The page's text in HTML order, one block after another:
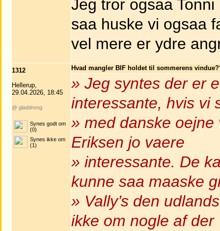
Jeg tror ogsaa
saa huske vi ogsaa
vel mere er ydre
1312
Hellerup,
29.04.2026, 18:45
@ gladdreng
Synes godt om
(0)
Synes ikke om
(1)
Hvad mangler BIF holdet til sommerens
» Jeg syntes der er
interessante, hvis vi
» med danske
Eriksen jo vaere
» interessante. De
kunne saa maaske
» Vally’s den
ikke om nogle af der